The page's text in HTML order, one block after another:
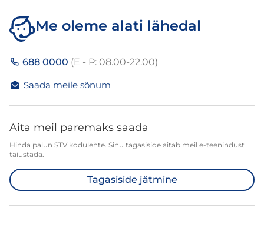
Me oleme alati lähedal
688 0000 (E - P: 08.00-22.00)
Saada meile sõnum
Aita meil paremaks saada
Hinda palun STV kodulehte. Sinu tagasiside aitab meil e-teenindust
täiustada.
Tagasiside jätmine